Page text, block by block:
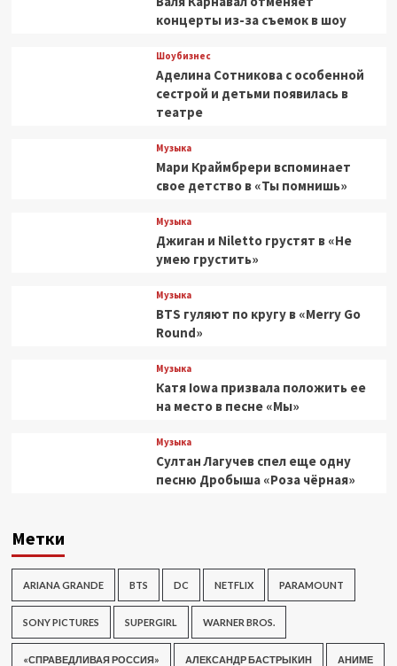
концерты из-за съемок в шоу
Шоубизнес
Аделина Сотникова с особенной
сестрой и детьми появилась в
театре
Музыка
Мари Краймбрери вспоминает
свое детство в «Ты помнишь»
Музыка
Джиган и Niletto грустят в «Не
умею грустить»
Музыка
BTS гуляют по кругу в «Merry Go
Round»
Музыка
Катя Iowa призвала положить ее
на место в песне «Мы»
Музыка
Султан Лагучев спел еще одну
песню Дробыша «Роза чёрная»
Метки
ARIANA GRANDE BTS DC NETFLIX PARAMOUNT
SONY PICTURES SUPERGIRL WARNER BROS.
«СПРАВЕДЛИВАЯ РОССИЯ» АЛЕКСАНДР БАСТРЫКИН АНИМЕ